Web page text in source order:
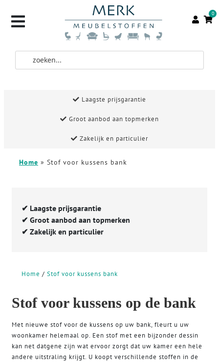
0
Laagste prijsgarantie
Groot aanbod aan topmerken
Zakelijk en particulier
Home » Stof voor kussens bank
✔ Laagste prijsgarantie
✔ Groot aanbod aan topmerken
✔ Zakelijk en particulier
Home Stof voor kussens bank
Stof voor kussens op de bank
Met nieuwe stof voor de kussens op uw bank, fleurt u uw
woonkamer helemaal op. Een stof met een bijzonder dessin
kan net datgene zijn wat ervoor zorgt dat uw kamer een hele
andere uitstraling krijgt. U koopt verschillende stoffen in de